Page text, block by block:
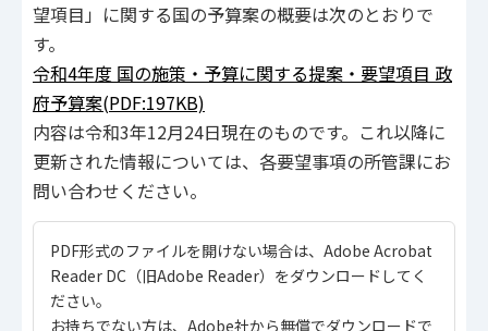
望項目」に関する国の予算案の概要は次のとおりで
す。
令和4年度 国の施策・予算に関する提案・要望項目 政
府予算案(PDF:197KB)
内容は令和3年12月24日現在のものです。これ以降に
更新された情報については、各要望事項の所管課にお
問い合わせください。
PDF形式のファイルを開けない場合は、Adobe Acrobat
Reader DC（旧Adobe Reader）をダウンロードしてく
ださい。
お持ちでない方は、Adobe社から無償でダウンロードで